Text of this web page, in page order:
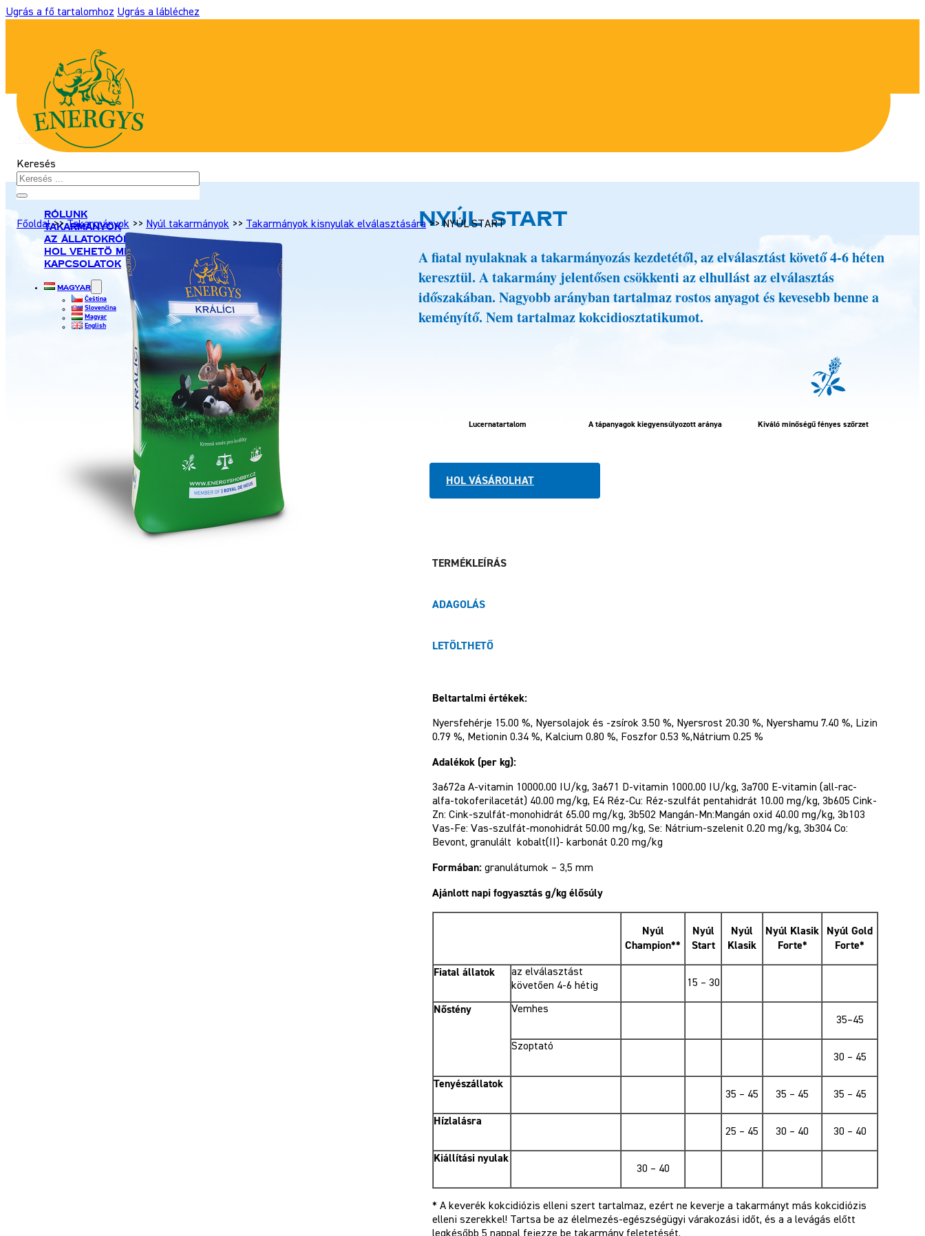
Ugrás a fő tartalomhoz Ugrás a lábléchez
+36 306 931 327 takarmany@energyshobby.hu
Keresés
Főoldal >> Takarmányok >> Nyúl takarmányok >> Takarmányok kisnyulak elválasztására >>NYÚL START
Rólunk
Takarmányok
Az állatokról
Hol vehetö meg
Kapcsolatok
Magyar
Čeština
Slovenčina
Magyar
English
NYÚL START
A fiatal nyulaknak a takarmányozás kezdetétől, az elválasztást követő 4-6 héten
keresztül. A takarmány jelentősen csökkenti az elhullást az elválasztás
időszakában. Nagyobb arányban tartalmaz rostos anyagot és kevesebb benne a
keményítő. Nem tartalmaz kokcidiosztatikumot.
Lucernatartalom A tápanyagok kiegyensúlyozott aránya Kiváló minőségű fényes szőrzet
HOL VÁSÁROLHAT
TERMÉKLEÍRÁS
ADAGOLÁS
LETÖLTHETŐ
Beltartalmi értékek:
Nyersfehérje 15.00 %, Nyersolajok és -zsírok 3.50 %, Nyersrost 20.30 %, Nyershamu 7.40 %, Lizin
0.79 %, Metionin 0.34 %, Kalcium 0.80 %, Foszfor 0.53 %,Nátrium 0.25 %
Adalékok (per kg):
3a672a A-vitamin 10000.00 IU/kg, 3a671 D-vitamin 1000.00 IU/kg, 3a700 E-vitamin (all-rac-
alfa-tokoferilacetát) 40.00 mg/kg, E4 Réz-Cu: Réz-szulfát pentahidrát 10.00 mg/kg, 3b605 Cink-
Zn: Cink-szulfát-monohidrát 65.00 mg/kg, 3b502 Mangán-Mn:Mangán oxid 40.00 mg/kg, 3b103
Vas-Fe: Vas-szulfát-monohidrát 50.00 mg/kg, Se: Nátrium-szelenit 0.20 mg/kg, 3b304 Co:
Bevont, granulált kobalt(II)- karbonát 0.20 mg/kg
Formában: granulátumok – 3,5 mm
Ajánlott napi fogyasztás g/kg élősúly
Nyúl
Champion**
Nyúl
Start
Nyúl
Klasik
Nyúl Klasik
Forte*
Nyúl Gold
Forte*
Fiatal állatok
az elválasztást
követően 4-6 hétig
15 – 30
Nőstény
Vemhes
35–45
Szoptató
30 – 45
Tenyészállatok
35 – 45 35 – 45 35 – 45
Hízlalásra
25 – 45 30 – 40 30 – 40
Kiállítási nyulak
30 – 40
* A keverék kokcidiózis elleni szert tartalmaz, ezért ne keverje a takarmányt más kokcidiózis
elleni szerekkel! Tartsa be az élelmezés-egészségügyi várakozási időt, és a a levágás előtt
legkésőbb 5 nappal fejezze be takarmány feletetését.